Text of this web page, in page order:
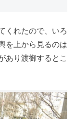
くれたので、いろ
を上から見るのは
あり渡御するとこ